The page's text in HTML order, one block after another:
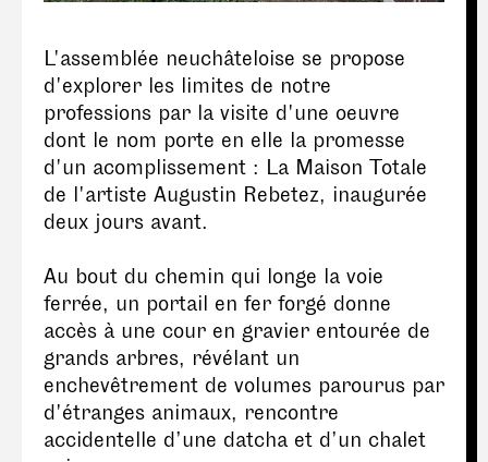
L'assemblée neuchâteloise se propose
d'explorer les limites de notre
professions par la visite d'une oeuvre
dont le nom porte en elle la promesse
d'un acomplissement : La Maison Totale
de l'artiste Augustin Rebetez, inaugurée
deux jours avant.
Au bout du chemin qui longe la voie
ferrée, un portail en fer forgé donne
accès à une cour en gravier entourée de
grands arbres, révélant un
enchevêtrement de volumes parourus par
d'étranges animaux, rencontre
accidentelle d’une datcha et d’un chalet